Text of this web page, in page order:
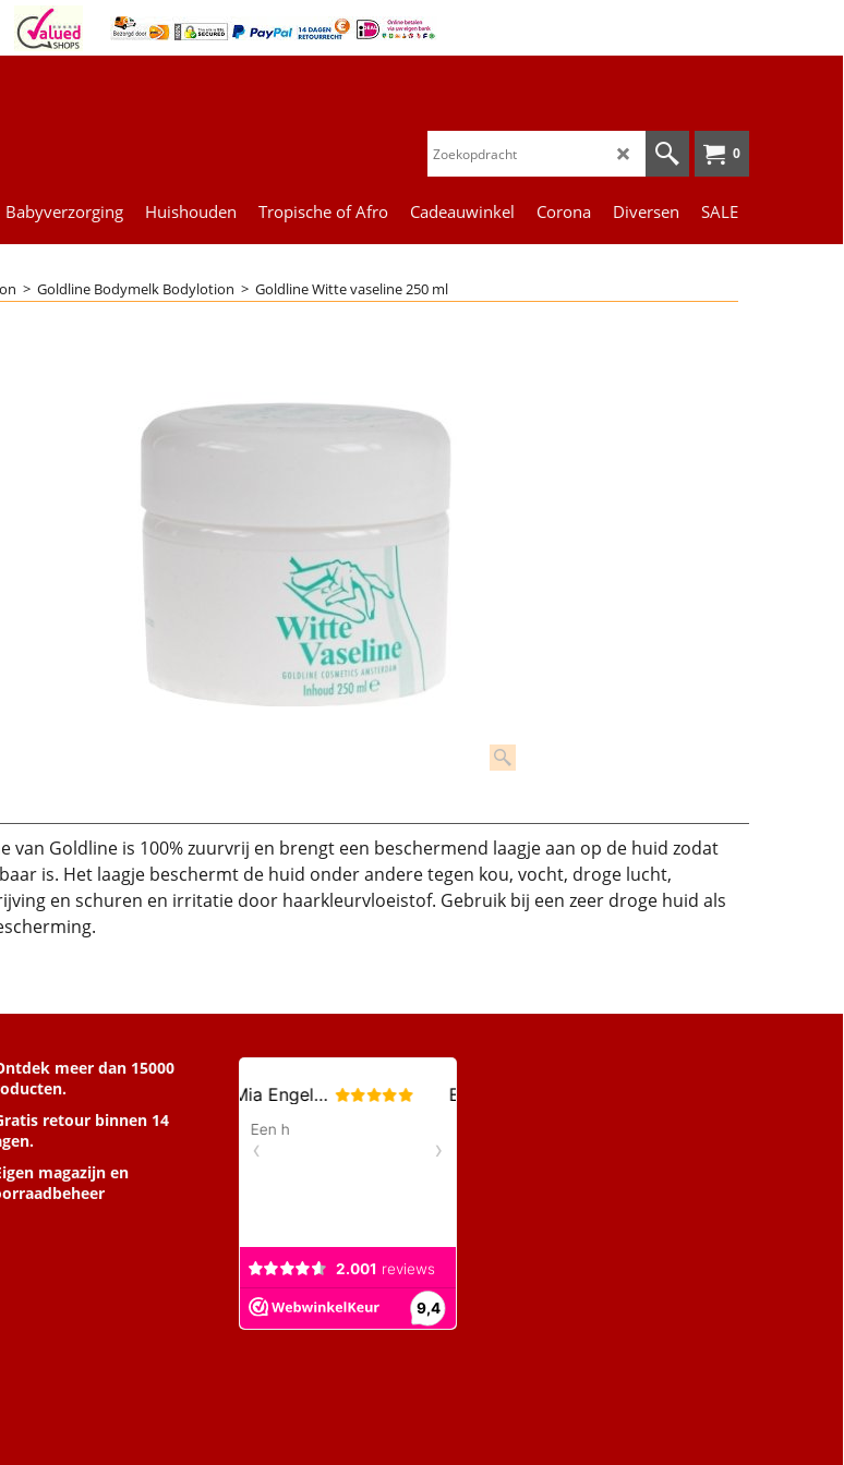
0
Babyverzorging Huishouden Tropische of Afro Cadeauwinkel Corona Diversen SALE
> Goldline Bodymelk Bodylotion > Goldline Witte vaseline 250 ml
van Goldline is 100% zuurvrij en brengt een beschermend laagje aan op de huid zodat
is. Het laagje beschermt de huid onder andere tegen kou, vocht, droge lucht,
en schuren en irritatie door haarkleurvloeistof. Gebruik bij een zeer droge huid als
meer dan 15000
retour binnen 14
magazijn en